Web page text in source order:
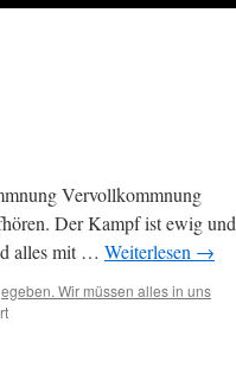
Vervollkommnung
Der Kampf ist ewig und
alles mit … Weiterlesen →
Wir müssen alles in uns
für